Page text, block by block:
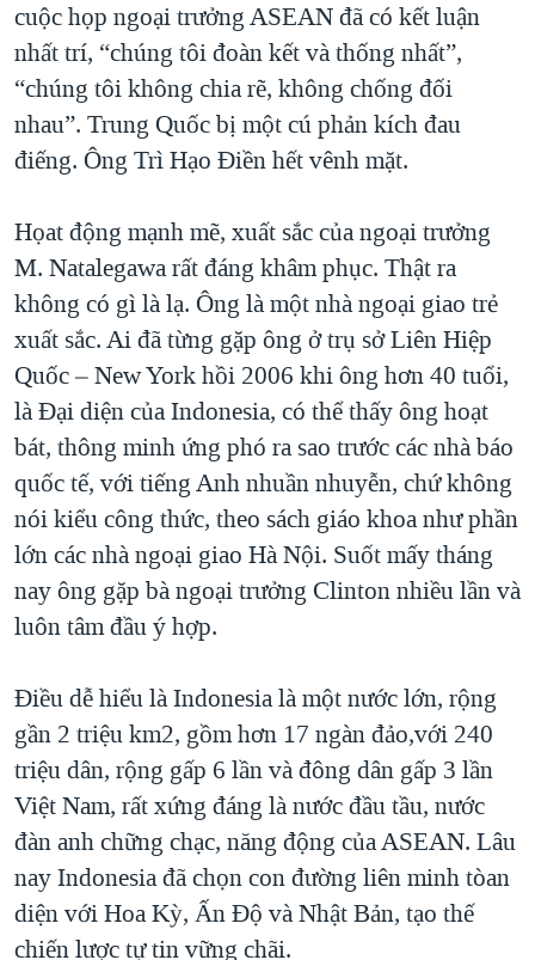
cuộc họp ngoại trưởng ASEAN đã có kết luận
nhất trí, “chúng tôi đoàn kết và thống nhất”,
“chúng tôi không chia rẽ, không chống đối
nhau”. Trung Quốc bị một cú phản kích đau
điếng. Ông Trì Hạo Điền hết vênh mặt.
Họat động mạnh mẽ, xuất sắc của ngoại trưởng
M. Natalegawa rất đáng khâm phục. Thật ra
không có gì là lạ. Ông là một nhà ngoại giao trẻ
xuất sắc. Ai đã từng gặp ông ở trụ sở Liên Hiệp
Quốc – New York hồi 2006 khi ông hơn 40 tuổi,
là Đại diện của Indonesia, có thể thấy ông hoạt
bát, thông minh ứng phó ra sao trước các nhà báo
quốc tế, với tiếng Anh nhuần nhuyễn, chứ không
nói kiểu công thức, theo sách giáo khoa như phần
lớn các nhà ngoại giao Hà Nội. Suốt mấy tháng
nay ông gặp bà ngoại trưởng Clinton nhiều lần và
luôn tâm đầu ý hợp.
Điều dễ hiểu là Indonesia là một nước lớn, rộng
gần 2 triệu km2, gồm hơn 17 ngàn đảo,với 240
triệu dân, rộng gấp 6 lần và đông dân gấp 3 lần
Việt Nam, rất xứng đáng là nước đầu tầu, nước
đàn anh chững chạc, năng động của ASEAN. Lâu
nay Indonesia đã chọn con đường liên minh tòan
diện với Hoa Kỳ, Ấn Độ và Nhật Bản, tạo thế
chiến lược tự tin vững chãi.